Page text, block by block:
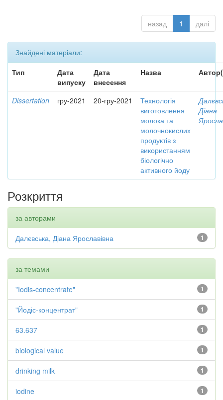
назад 1 далі
Знайдені матеріали:
Тип
Дата
випуску
Дата
внесення
Назва
Dissertation гру-2021 20-гру-2021
Технологія
виготовлення
молока та
молочнокислих
продуктів з
використанням
біологічно
активного йоду
Діана
Розкриття
за авторами
1
Далєвська, Діана Ярославівна
за темами
1
"Iodis-concentrate"
1
"Йодіс-концентрат"
1
63.637
1
biological value
1
drinking milk
1
iodine